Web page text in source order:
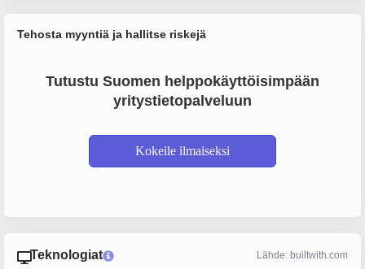
Tehosta myyntiä ja hallitse riskejä
Tutustu Suomen helppokäyttöisimpään
yritystietopalveluun
Kokeile ilmaiseksi
Teknologiat Lähde: builtwith.com